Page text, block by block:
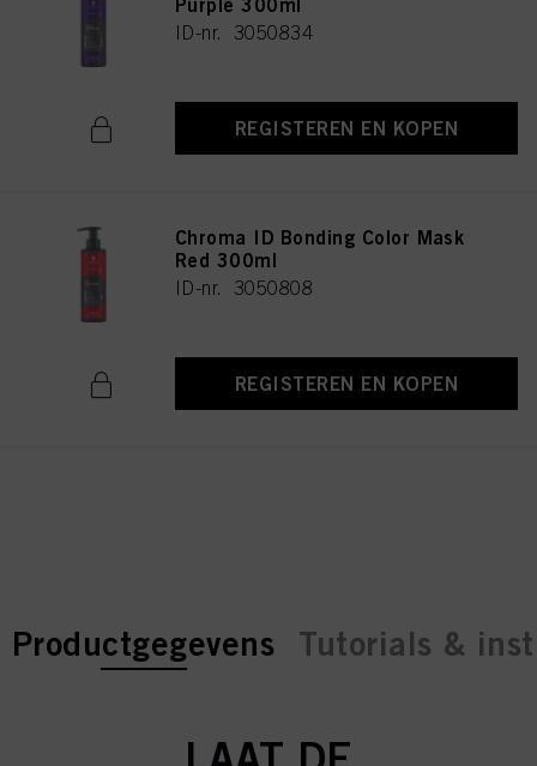
Purple 300ml
ID-nr. 3050834
REGISTEREN EN KOPEN
Chroma ID Bonding Color Mask
Red 300ml
ID-nr. 3050808
REGISTEREN EN KOPEN
current tab:
current tab:
Productgegevens Tutorials &